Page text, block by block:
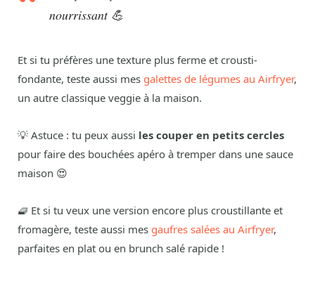
nourrissant 💪
Et si tu préfères une texture plus ferme et crousti-
fondante, teste aussi mes galettes de légumes au Airfryer,
un autre classique veggie à la maison.
💡 Astuce : tu peux aussi les couper en petits cercles
pour faire des bouchées apéro à tremper dans une sauce
maison 😍
🧇 Et si tu veux une version encore plus croustillante et
fromagère, teste aussi mes gaufres salées au Airfryer,
parfaites en plat ou en brunch salé rapide !